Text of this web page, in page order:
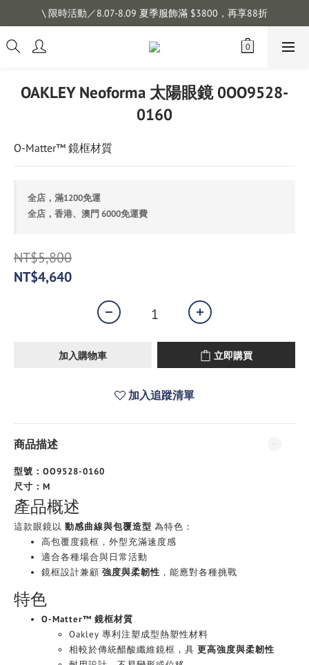
註冊會員拿購物金 $100，滿$1200免運
\ 限時活動／8.07-8.09 夏季服飾滿 $3800，再享88折
註冊會員拿購物金 $100，滿$1200免運
OAKLEY Neoforma 太陽眼鏡 0OO9528-
0160
O-Matter™ 鏡框材質
全店，滿1200免運
全店，香港、澳門 6000免運費
NT$5,800
NT$4,640
加入購物車 立即購買
加入追蹤清單
商品描述
型號：OO9528-0160
尺寸：M
產品概述
這款眼鏡以 動感曲線與包覆造型 為特色：
高包覆度鏡框，外型充滿速度感
適合各種場合與日常活動
鏡框設計兼顧 強度與柔韌性 ，能應對各種挑戰
特色
O-Matter™ 鏡框材質
Oakley 專利注塑成型熱塑性材料
相較於傳統醋酸纖維鏡框，具 更高強度與柔韌性